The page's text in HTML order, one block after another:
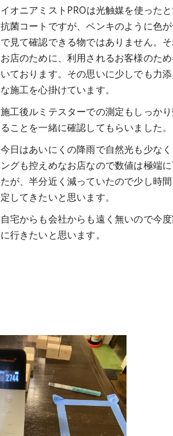
イオニアミストPROは光触媒を使った
抗菌コートですが、ペンキのように色
で見て確認できる物ではありません。
お店のために、利用されるお客様のた
いております。その思いに少しでも力
な施工を心掛けています。
施工後ルミテスターでの測定もしっか
ることを一緒に確認してもらいました。
今日はあいにくの降雨で自然光も少な
ングも控えめなお店なので数値は極端
たが、半分近く減っていたので少し時
定してきたいと思います。
自宅からも会社からも遠く無いので今
に行きたいと思います。